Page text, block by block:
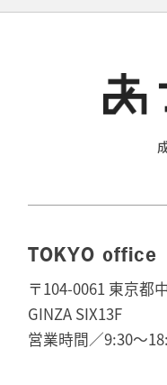
TOKYO office
〒104-0061 東京都
GINZA SIX13F
営業時間／9:30～